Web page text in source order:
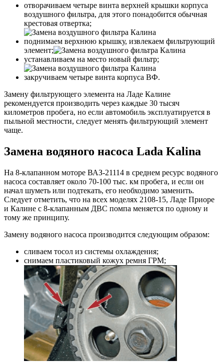
отворачиваем четыре винта верхней крышки корпуса
воздушного фильтра, для этого понадобится обычная
крестовая отвертка;
поднимаем верхнюю крышку, извлекаем фильтрующий
элемент;
устанавливаем на место новый фильтр;
закручиваем четыре винта корпуса ВФ.
Замену фильтрующего элемента на Ладе Калине
рекомендуется производить через каждые 30 тысяч
километров пробега, но если автомобиль эксплуатируется в
пыльной местности, следует менять фильтрующий элемент
чаще.
Замена водяного насоса Lada Kalina
На 8-клапанном моторе ВАЗ-21114 в среднем ресурс водяного
насоса составляет около 70-100 тыс. км пробега, и если он
начал шуметь или подтекать, его необходимо заменить.
Следует отметить, что на всех моделях 2108-15, Ладе Приоре
и Калине с 8-клапанным ДВС помпа меняется по одному и
тому же принципу.
Замену водяного насоса производится следующим образом:
сливаем тосол из системы охлаждения;
снимаем пластиковый кожух ремня ГРМ;